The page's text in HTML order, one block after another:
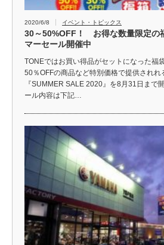
2020/6/8 イベント・トピックス
30～50%OFF！ お得な数量限定の
マーセール開催中
TONEではお買い得品がセットになった福
50％OFFの商品など特別価格で提供されれ
『SUMMER SALE 2020』を8月31日まで
ール内容は下記…